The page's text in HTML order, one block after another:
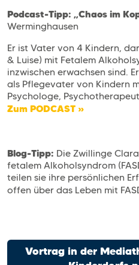
Podcast-Tipp: „Chaos im
Werminghausen
Er ist Vater von 4 Kindern,
& Luise) mit Fetalem
inzwischen erwachsen sind.
als Pflegevater von Kindern
Psychologe,
Zum PODCAST »
Blog-Tipp: Die Zwillinge
fetalem Alkoholsyndrom
teilen sie ihre persönlichen
offen über das Leben mit
Vortrag in der